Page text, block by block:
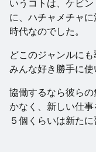
いうコトは、ケビ
に、ハチャメチャ
時代なのでした。
どこのジャンルに
みんな好き勝手に使
協働するなら彼ら
かなく、新しい仕
５個くらいは新た